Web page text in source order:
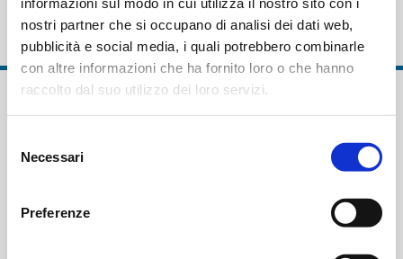
nostri partner che si occupano di analisi dei dati web,
pubblicità e social media, i quali potrebbero combinarle
con altre informazioni che ha fornito loro o che hanno
raccolto dal suo utilizzo dei loro servizi.
delNecessari
Preferenze